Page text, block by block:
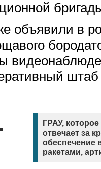
объявили в
штаб
ГРАУ,
отвечает за
обеспечение
ракетами,